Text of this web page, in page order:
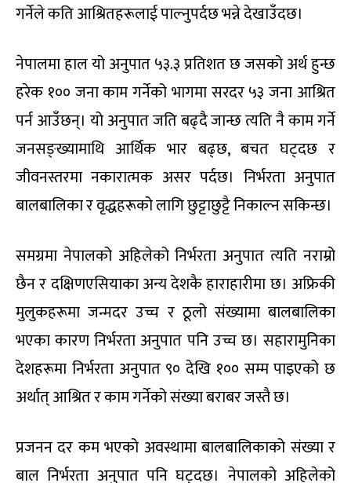
गर्नेले कति आश्रितहरूलाई पाल्नुपर्दछ भन्ने देखाउँदछ।
नेपालमा हाल यो अनुपात ५३.३ प्रतिशत छ जसको अर्थ हुन्छ
हरेक १०० जना काम गर्नेको भागमा सरदर ५३ जना आश्रित
पर्न आउँछन्। यो अनुपात जति बढ्दै जान्छ त्यति नै काम गर्ने
जनसङ्ख्यामाथि आर्थिक भार बढ्छ, बचत घट्दछ र
जीवनस्तरमा नकारात्मक असर पर्दछ। निर्भरता अनुपात
बालबालिका र वृद्धहरूको लागि छुट्टाछुट्टै निकाल्न सकिन्छ।
समग्रमा नेपालको अहिलेको निर्भरता अनुपात त्यति नराम्रो
छैन र दक्षिणएसियाका अन्य देशकै हाराहारीमा छ। अफ्रिकी
मुलुकहरूमा जन्मदर उच्च र ठूलो संख्यामा बालबालिका
भएका कारण निर्भरता अनुपात पनि उच्च छ। सहारामुनिका
देशहरूमा निर्भरता अनुपात ९० देखि १०० सम्म पाइएको छ
अर्थात् आश्रित र काम गर्नेको संख्या बराबर जस्तै छ।
प्रजनन दर कम भएको अवस्थामा बालबालिकाको संख्या र
बाल निर्भरता अनुपात पनि घट्दछ। नेपालको अहिलेको